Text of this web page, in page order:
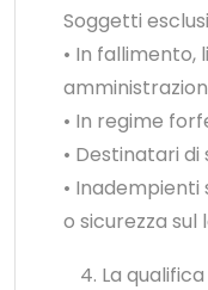
Soggetti esclusi
• In fallimento,
• In regime
• Destinatari
•
o sicurezza sul
La